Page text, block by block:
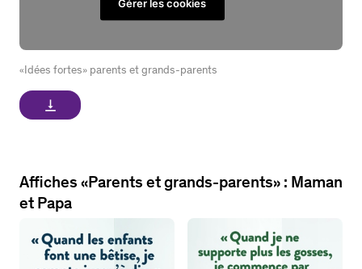
Gérer les cookies
«Idées fortes» parents et grands-parents
vertical_align_bottom
Affiches «Parents et grands-parents» : Maman
et Papa